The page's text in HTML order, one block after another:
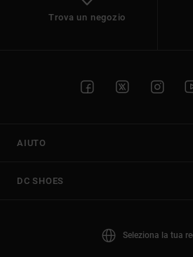
Trova un negozio
AIUTO
DC SHOES
Seleziona la tua